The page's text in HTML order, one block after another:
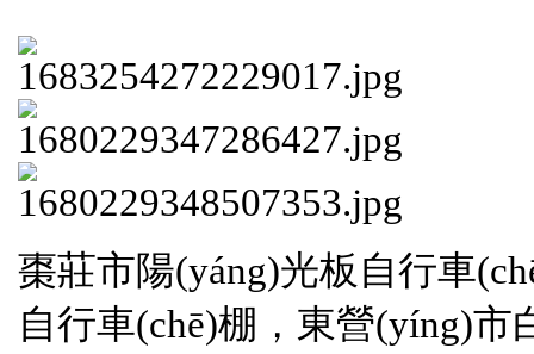
棗莊市陽(yáng)光板自行車
自行車(chē)棚，東營(yíng)